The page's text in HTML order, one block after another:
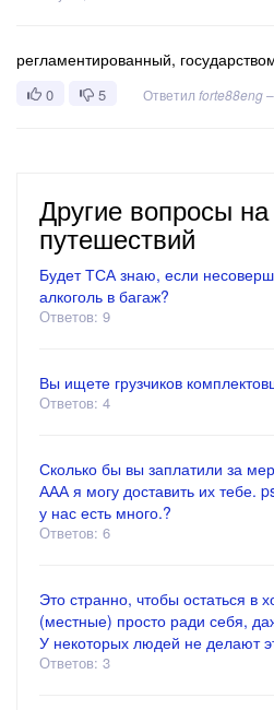
регламентированный,
0 5 Ответил forte88eng–
Другие вопросы
путешествий
Будет ТСА знаю, если
алкоголь в багаж?
Ответов: 9
Вы ищете грузчиков
Ответов: 4
Сколько бы вы заплатили за
ААА я могу доставить их тебе.
у нас есть много.?
Ответов: 6
Это странно, чтобы остаться в
(местные) просто ради себя,
У некоторых людей не делают
Ответов: 3